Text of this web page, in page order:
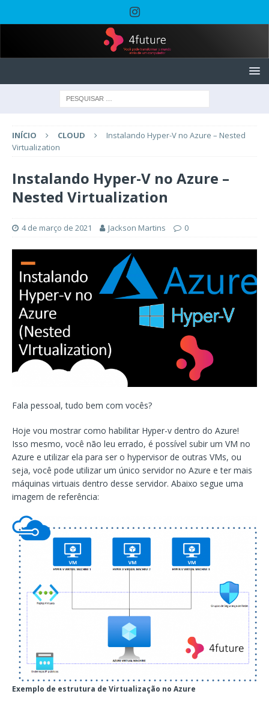
INÍCIO CLOUD
Instalando Hyper-V no Azure – Nested
Virtualization
Instalando Hyper-V no Azure –
Nested Virtualization
4 de março de 2021 Jackson Martins 0
Fala pessoal, tudo bem com vocês?
Hoje vou mostrar como habilitar Hyper-v dentro do Azure!
Isso mesmo, você não leu errado, é possível subir um VM no
Azure e utilizar ela para ser o hypervisor de outras VMs, ou
seja, você pode utilizar um único servidor no Azure e ter mais
máquinas virtuais dentro desse servidor. Abaixo segue uma
imagem de referência:
Exemplo de estrutura de Virtualização no Azure